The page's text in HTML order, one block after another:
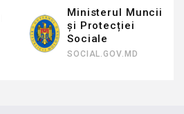
Ministerul Muncii
și Protecției
Sociale
SOCIAL.GOV.MD